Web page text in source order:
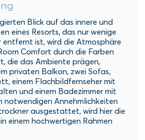
Blick auf das innere und
eines Resorts, das nur wenige
entfernt ist, wird die Atmosphäre
Comfort durch die Farben
die das Ambiente prägen,
privaten Balkon, zwei Sofas,
einem Flachbildfernseher mit
und einem Badezimmer mit
notwendigen Annehmlichkeiten
ausgestattet, wird hier die
einem hochwertigen Rahmen